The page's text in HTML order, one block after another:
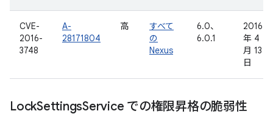
CVE-
2016-
3748
A-
28171804
高
すべて
の
Nexus
6.0、
6.0.1
2016
年 4
月 13
日
LockSettingsService での権限昇格の脆弱性